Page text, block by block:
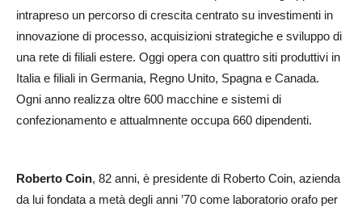
intrapreso un percorso di crescita centrato su investimenti in
innovazione di processo, acquisizioni strategiche e sviluppo di
una rete di filiali estere. Oggi opera con quattro siti produttivi in
Italia e filiali in Germania, Regno Unito, Spagna e Canada.
Ogni anno realizza oltre 600 macchine e sistemi di
confezionamento e attualmnente occupa 660 dipendenti.
Roberto Coin, 82 anni, è presidente di Roberto Coin, azienda
da lui fondata a metà degli anni ’70 come laboratorio orafo per